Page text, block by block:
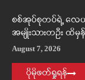
စစ်အုပ်စုတပ်ရဲ့ လေယ
အမျိုးသားတဦး ထိ
August 7, 2026
ပိုမိုဖတ်ရှုရန်